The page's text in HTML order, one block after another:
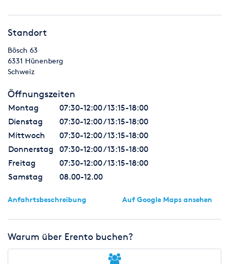
Standort
Bösch 63
6331 Hünenberg
Schweiz
Öffnungszeiten
Montag
07:30-12:00 / 13:15-18:00
Dienstag
07:30-12:00 / 13:15-18:00
Mittwoch
07:30-12:00 / 13:15-18:00
Donnerstag
07:30-12:00 / 13:15-18:00
Freitag
07:30-12:00 / 13:15-18:00
Samstag
08.00-12.00
Anfahrtsbeschreibung Auf Google Maps ansehen
Warum über Erento buchen?